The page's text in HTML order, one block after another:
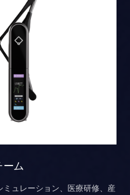
ム
ミュレーション、医療研修、産